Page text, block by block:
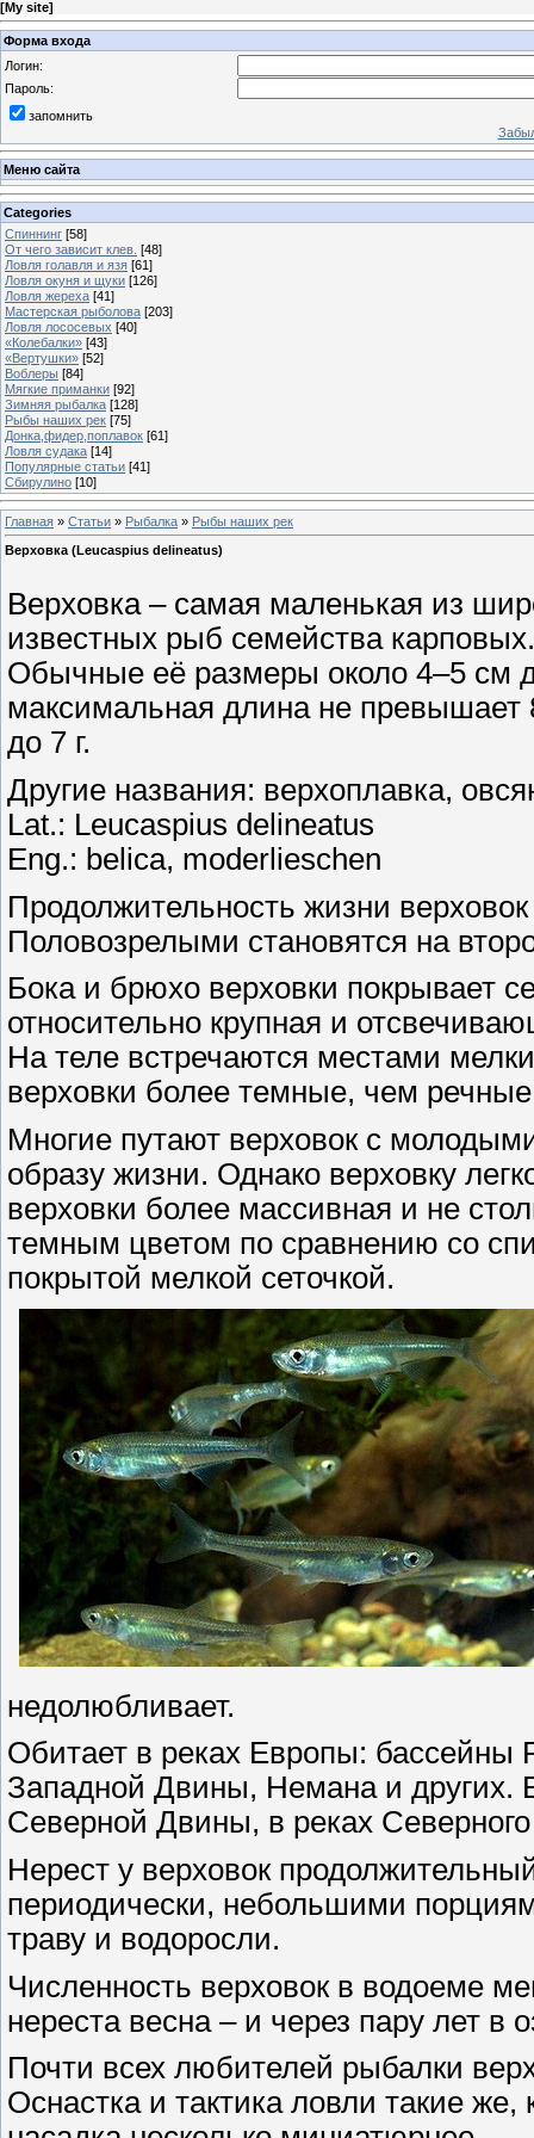
[My site]
Форма входа
Логин:
Пароль:
запомнить
Меню сайта
Categories
Спиннинг [58]
От чего зависит клев. [48]
Ловля голавля и язя [61]
Ловля окуня и щуки [126]
Ловля жереха [41]
Мастерская рыболова [203]
Ловля лососевых [40]
«Колебалки» [43]
«Вертушки» [52]
Воблеры [84]
Мягкие приманки [92]
Зимняя рыбалка [128]
Рыбы наших рек [75]
Донка,фидер,поплавок [61]
Ловля судака [14]
Популярные статьи [41]
Сбирулино [10]
Главная » Статьи » Рыбалка » Рыбы наших рек
Верховка (Leucaspius delineatus)
Верховка – самая маленькая из
известных рыб семейства карповых.
Обычные её размеры около 4–5 см
максимальная длина не превышает
до 7 г.
Другие названия: верхоплавка,
Lat.: Leucaspius delineatus
Eng.: belica, moderlieschen
Продолжительность жизни верховок
Половозрелыми становятся на
Бока и брюхо верховки покрывает
относительно крупная и
На теле встречаются местами
верховки более темные, чем
Многие путают верховок с
образу жизни. Однако верховку
верховки более массивная и не
темным цветом по сравнению со
покрытой мелкой сеточкой.
недолюбливает.
Обитает в реках Европы: бассейны
Западной Двины, Немана и других.
Северной Двины, в реках Северного
Нерест у верховок
периодически, небольшими
траву и водоросли.
Численность верховок в водоеме
нереста весна – и через пару лет в
Почти всех любителей рыбалки
Oснастка и тактика ловли такие